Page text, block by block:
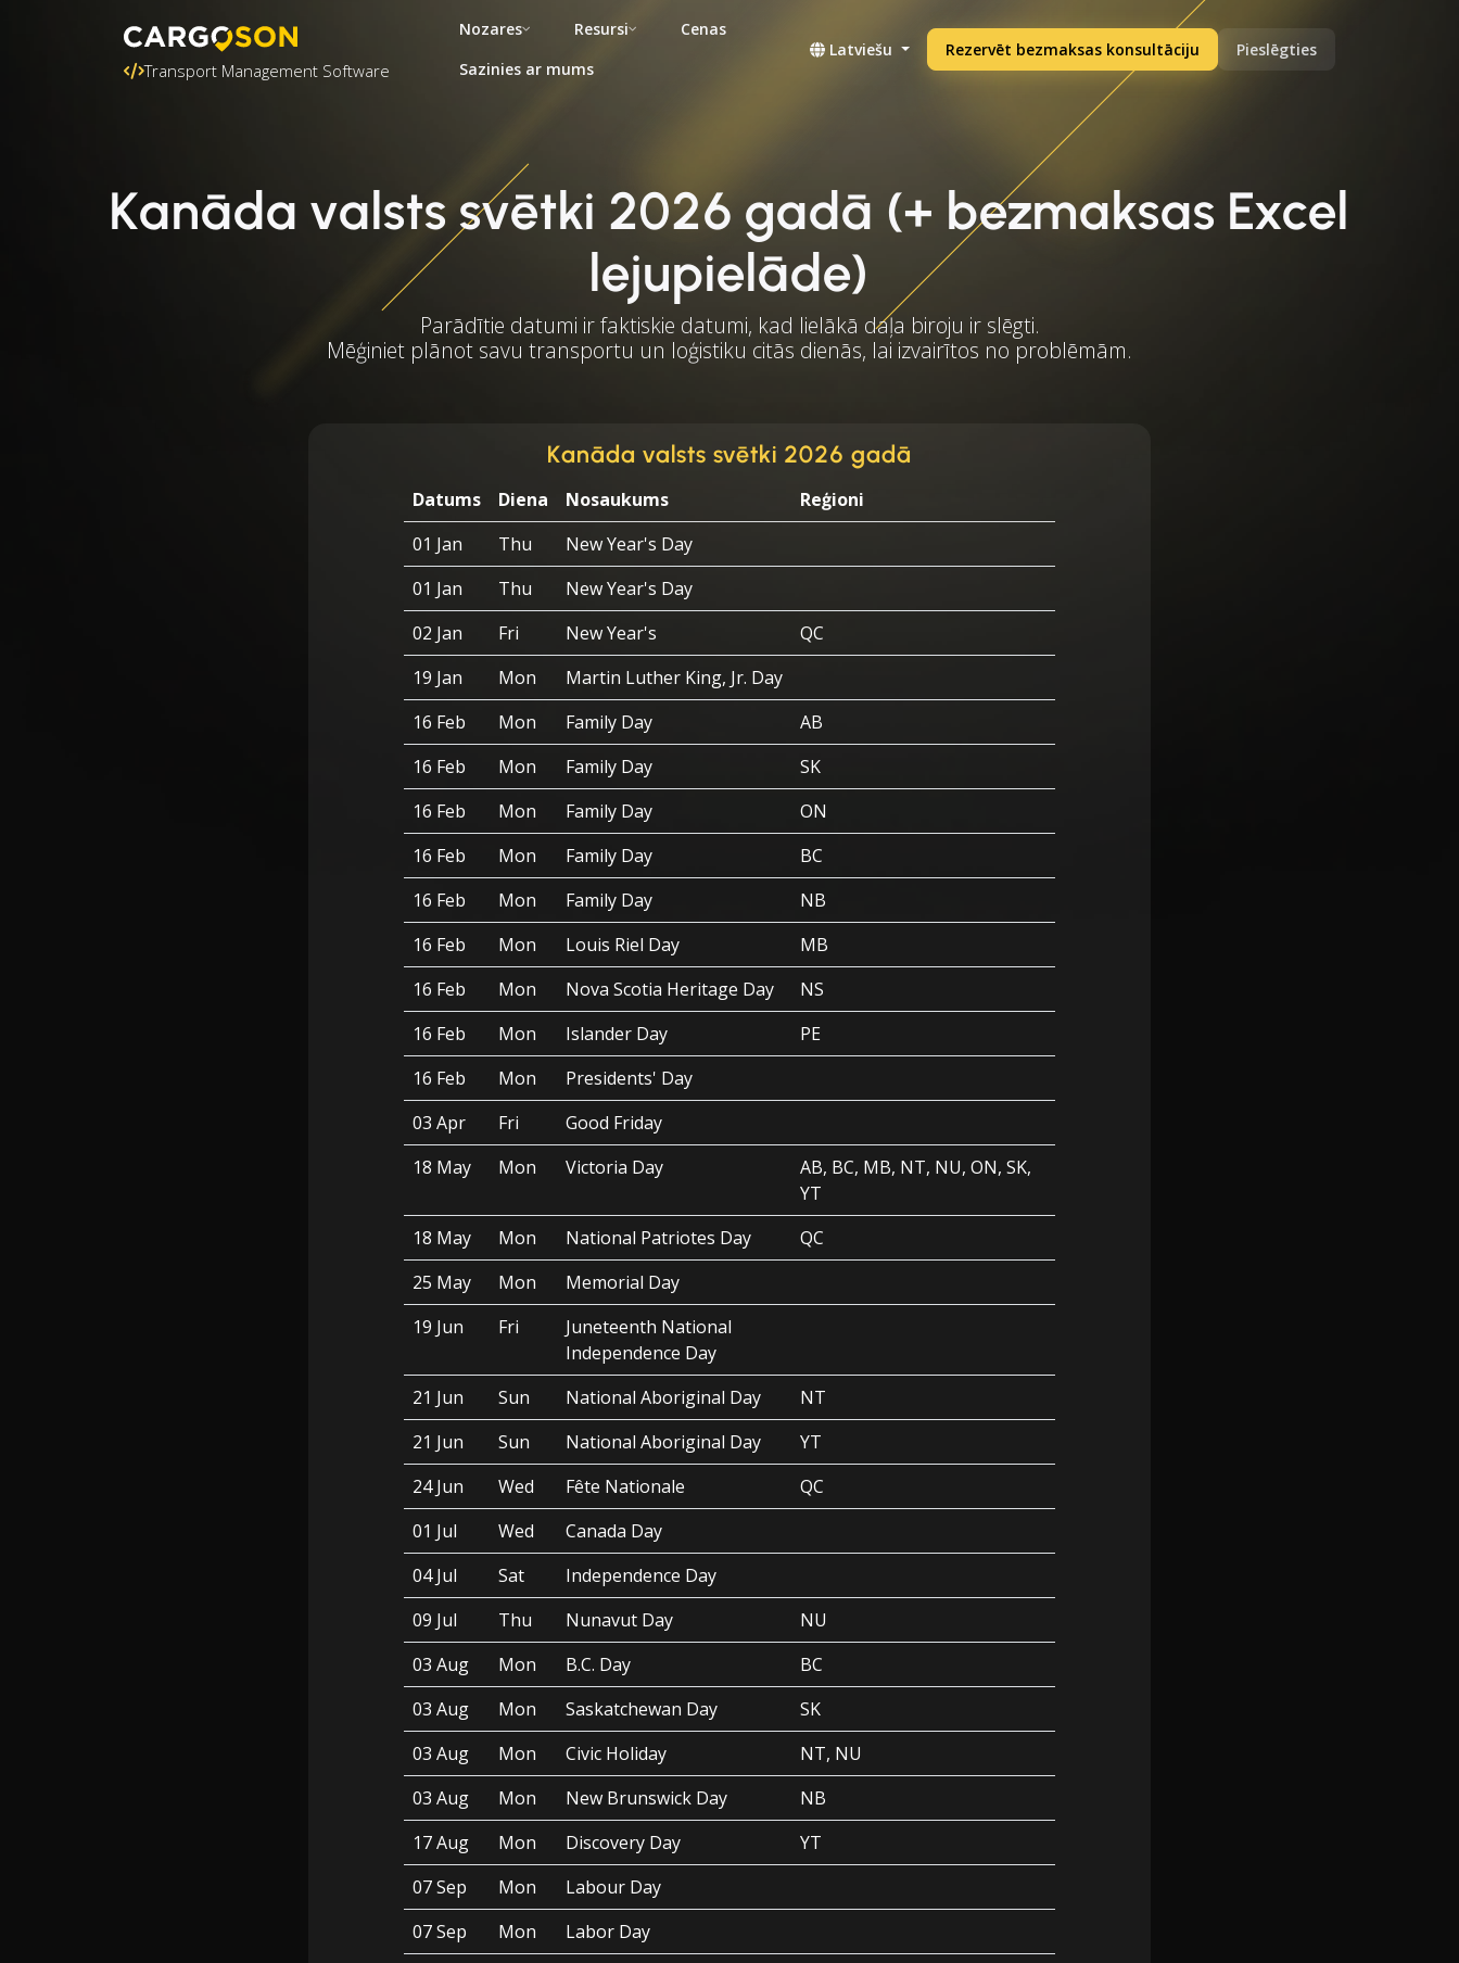
Transport Management Software
Nozares Resursi
Cenas
Sazinies ar mums
Latviešu Rezervēt bezmaksas konsultāciju Pieslēgties
Kanāda valsts svētki 2026 gadā (+ bezmaksas Excel
lejupielāde)
Parādītie datumi ir faktiskie datumi, kad lielākā daļa biroju ir slēgti.
Mēģiniet plānot savu transportu un loģistiku citās dienās, lai izvairītos no problēmām.
Kanāda valsts svētki 2026 gadā
Datums Diena Nosaukums
Reģioni
01 Jan
Thu
New Year's Day
01 Jan
Thu
New Year's Day
02 Jan
Fri New Year's
QC
19 Jan
Mon
Martin Luther King, Jr. Day
16 Feb
Mon Family Day
AB
16 Feb
Mon Family Day
SK
16 Feb
Mon Family Day
ON
16 Feb
Mon Family Day
BC
16 Feb
Mon Family Day
NB
16 Feb
Mon Louis Riel Day
MB
16 Feb
Mon Nova Scotia Heritage Day
NS
16 Feb
Mon Islander Day
PE
16 Feb
Mon
Presidents' Day
03 Apr
Fri
Good Friday
18 May
Mon Victoria Day
AB, BC, MB, NT, NU, ON, SK,
YT
18 May
Mon National Patriotes Day
QC
25 May
Mon
Memorial Day
19 Jun
Fri
Juneteenth National
Independence Day
21 Jun
Sun National Aboriginal Day
NT
21 Jun
Sun National Aboriginal Day
YT
24 Jun
Wed Fête Nationale
QC
01 Jul
Wed
Canada Day
04 Jul
Sat
Independence Day
09 Jul
Thu Nunavut Day
NU
03 Aug
Mon B.C. Day
BC
03 Aug
Mon Saskatchewan Day
SK
03 Aug
Mon Civic Holiday
NT, NU
03 Aug
Mon New Brunswick Day
NB
17 Aug
Mon Discovery Day
YT
07 Sep
Mon
Labour Day
07 Sep
Mon
Labor Day